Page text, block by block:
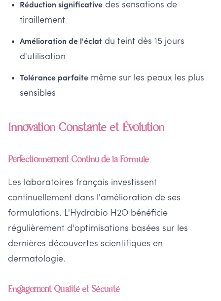
Réduction significative des sensations de
tiraillement
Amélioration de l'éclat du teint dès 15 jours
d'utilisation
Tolérance parfaite même sur les peaux les plus
sensibles
Innovation Constante et Évolution
Perfectionnement Continu de la Formule
Les laboratoires français investissent
continuellement dans l'amélioration de ses
formulations. L'Hydrabio H2O bénéficie
régulièrement d'optimisations basées sur les
dernières découvertes scientifiques en
dermatologie.
Engagement Qualité et Sécurité